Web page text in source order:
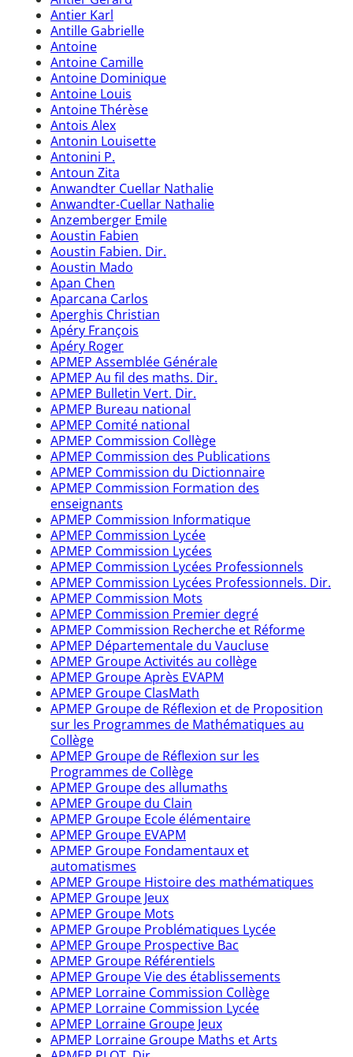
Antier Karl
Antille Gabrielle
Antoine
Antoine Camille
Antoine Dominique
Antoine Louis
Antoine Thérèse
Antois Alex
Antonin Louisette
Antonini P.
Antoun Zita
Anwandter Cuellar Nathalie
Anwandter-Cuellar Nathalie
Anzemberger Emile
Aoustin Fabien
Aoustin Fabien. Dir.
Aoustin Mado
Apan Chen
Aparcana Carlos
Aperghis Christian
Apéry François
Apéry Roger
APMEP Assemblée Générale
APMEP Au fil des maths. Dir.
APMEP Bulletin Vert. Dir.
APMEP Bureau national
APMEP Comité national
APMEP Commission Collège
APMEP Commission des Publications
APMEP Commission du Dictionnaire
APMEP Commission Formation des
enseignants
APMEP Commission Informatique
APMEP Commission Lycée
APMEP Commission Lycées
APMEP Commission Lycées Professionnels
APMEP Commission Lycées Professionnels. Dir.
APMEP Commission Mots
APMEP Commission Premier degré
APMEP Commission Recherche et Réforme
APMEP Départementale du Vaucluse
APMEP Groupe Activités au collège
APMEP Groupe Après EVAPM
APMEP Groupe ClasMath
APMEP Groupe de Réflexion et de Proposition
sur les Programmes de Mathématiques au
Collège
APMEP Groupe de Réflexion sur les
Programmes de Collège
APMEP Groupe des allumaths
APMEP Groupe du Clain
APMEP Groupe Ecole élémentaire
APMEP Groupe EVAPM
APMEP Groupe Fondamentaux et
automatismes
APMEP Groupe Histoire des mathématiques
APMEP Groupe Jeux
APMEP Groupe Mots
APMEP Groupe Problématiques Lycée
APMEP Groupe Prospective Bac
APMEP Groupe Référentiels
APMEP Groupe Vie des établissements
APMEP Lorraine Commission Collège
APMEP Lorraine Commission Lycée
APMEP Lorraine Groupe Jeux
APMEP Lorraine Groupe Maths et Arts